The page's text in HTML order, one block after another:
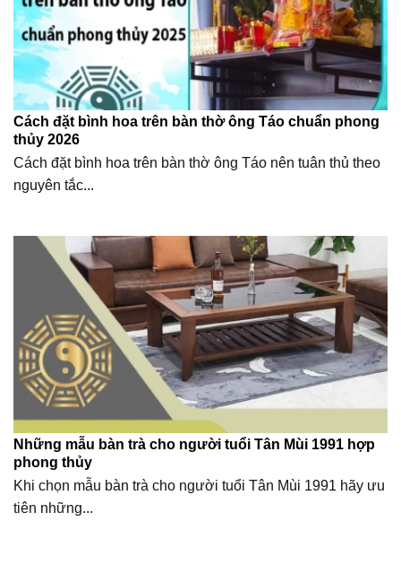
Cách đặt bình hoa trên bàn thờ ông Táo chuẩn phong
thủy 2026
Cách đặt bình hoa trên bàn thờ ông Táo nên tuân thủ theo
nguyên tắc...
Những mẫu bàn trà cho người tuổi Tân Mùi 1991 hợp
phong thủy
Khi chọn mẫu bàn trà cho người tuổi Tân Mùi 1991 hãy ưu
tiên những...